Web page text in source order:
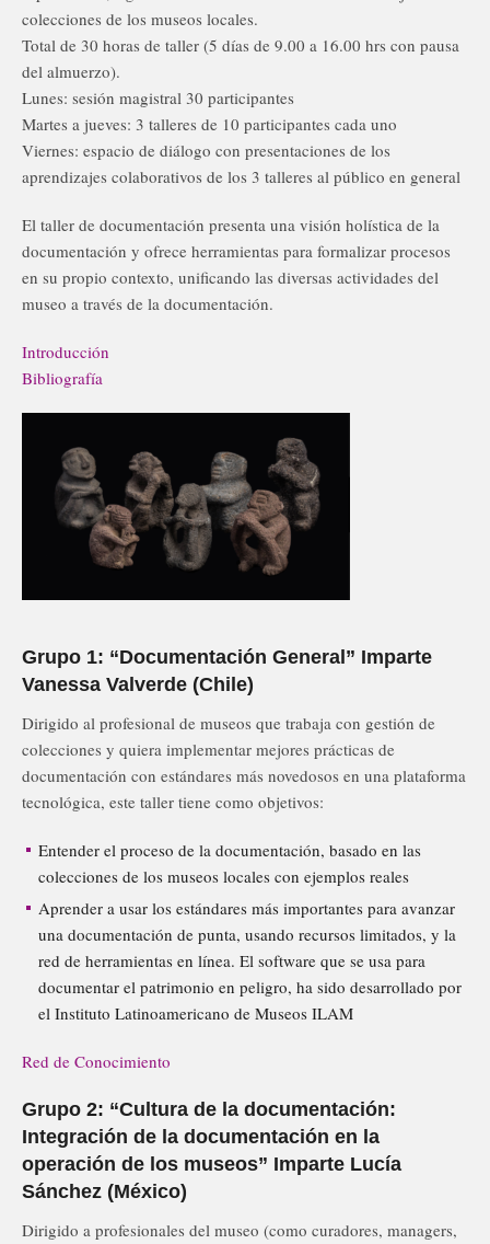
colecciones de los museos locales.
Total de 30 horas de taller (5 días de 9.00 a 16.00 hrs con pausa
del almuerzo).
Lunes: sesión magistral 30 participantes
Martes a jueves: 3 talleres de 10 participantes cada uno
Viernes: espacio de diálogo con presentaciones de los
aprendizajes colaborativos de los 3 talleres al público en general
El taller de documentación presenta una visión holística de la
documentación y ofrece herramientas para formalizar procesos
en su propio contexto, unificando las diversas actividades del
museo a través de la documentación.
Introducción
Bibliografía
Grupo 1: “Documentación General” Imparte
Vanessa Valverde (Chile)
Dirigido al profesional de museos que trabaja con gestión de
colecciones y quiera implementar mejores prácticas de
documentación con estándares más novedosos en una plataforma
tecnológica, este taller tiene como objetivos:
Entender el proceso de la documentación, basado en las
colecciones de los museos locales con ejemplos reales
Aprender a usar los estándares más importantes para avanzar
una documentación de punta, usando recursos limitados, y la
red de herramientas en línea. El software que se usa para
documentar el patrimonio en peligro, ha sido desarrollado por
el Instituto Latinoamericano de Museos ILAM
Red de Conocimiento
Grupo 2: “Cultura de la documentación:
Integración de la documentación en la
operación de los museos” Imparte Lucía
Sánchez (México)
Dirigido a profesionales del museo (como curadores, managers,